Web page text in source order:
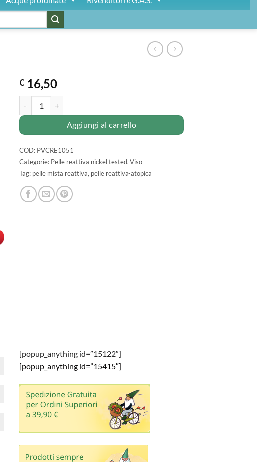
€ 16,50
Aggiungi al carrello
COD: PVCRE1051
Categorie: Pelle reattiva nickel tested,Viso
Tag: pelle mista reattiva, pelle reattiva-atopica
[popup_anything id=”15122″]
[popup_anything id=”15415″]